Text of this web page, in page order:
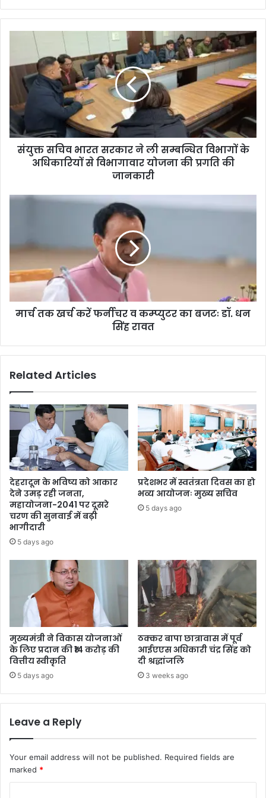
संयुक्त सचिव भारत सरकार ने ली सम्बन्धित विभागों के
अधिकारियों से विभागावार योजना की प्रगति की
जानकारी
मार्च तक खर्च करें फर्नीचर व कम्प्युटर का बजटः डॉ. धन
सिंह रावत
Related Articles
देहरादून के भविष्य को आकार
देने उमड़ रही जनता,
महायोजना-2041 पर दूसरे
चरण की सुनवाई में बढ़ी
भागीदारी
5 days ago
प्रदेशभर में स्वतंत्रता दिवस का हो
भव्य आयोजनः मुख्य सचिव
5 days ago
मुख्यमंत्री ने विकास योजनाओं
के लिए प्रदान की ₹14 करोड़ की
वित्तीय स्वीकृति
5 days ago
ठक्कर बापा छात्रावास में पूर्व
आईएएस अधिकारी चंद्र सिंह को
दी श्रद्धांजलि
3 weeks ago
Leave a Reply
Your email address will not be published. Required fields are
marked *